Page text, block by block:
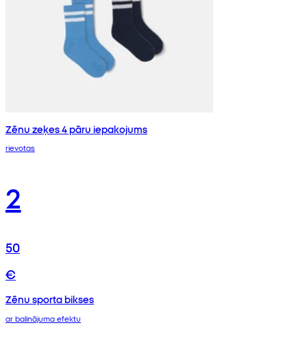
Zēnu zeķes 4 pāru iepakojums
rievotas
2
50
€
Zēnu sporta bikses
ar balinājuma efektu